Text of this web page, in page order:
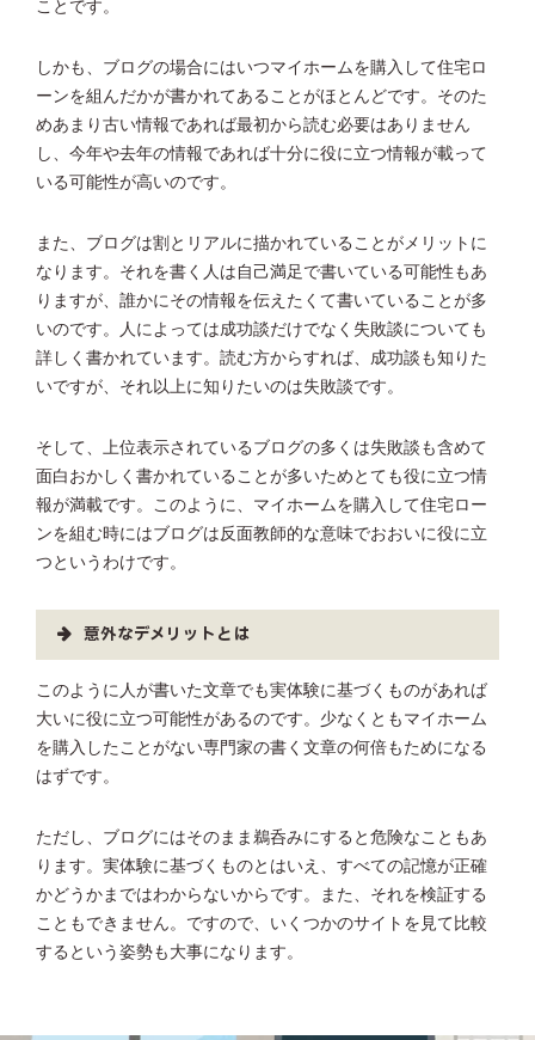
ことです。
しかも、ブログの場合にはいつマイホームを購入して住宅ロ
ーンを組んだかが書かれてあることがほとんどです。そのた
めあまり古い情報であれば最初から読む必要はありません
し、今年や去年の情報であれば十分に役に立つ情報が載って
いる可能性が高いのです。
また、ブログは割とリアルに描かれていることがメリットに
なります。それを書く人は自己満足で書いている可能性もあ
りますが、誰かにその情報を伝えたくて書いていることが多
いのです。人によっては成功談だけでなく失敗談についても
詳しく書かれています。読む方からすれば、成功談も知りた
いですが、それ以上に知りたいのは失敗談です。
そして、上位表示されているブログの多くは失敗談も含めて
面白おかしく書かれていることが多いためとても役に立つ情
報が満載です。このように、マイホームを購入して住宅ロー
ンを組む時にはブログは反面教師的な意味でおおいに役に立
つというわけです。
意外なデメリットとは
このように人が書いた文章でも実体験に基づくものがあれば
大いに役に立つ可能性があるのです。少なくともマイホーム
を購入したことがない専門家の書く文章の何倍もためになる
はずです。
ただし、ブログにはそのまま鵜呑みにすると危険なこともあ
ります。実体験に基づくものとはいえ、すべての記憶が正確
かどうかまではわからないからです。また、それを検証する
こともできません。ですので、いくつかのサイトを見て比較
するという姿勢も大事になります。